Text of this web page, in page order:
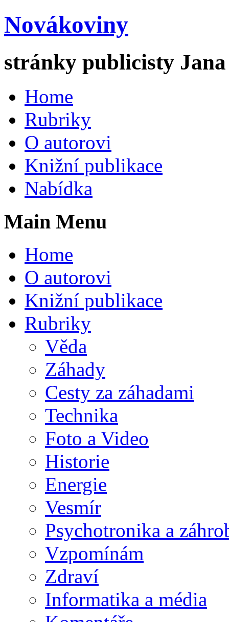
Novákoviny
stránky publicisty
Home
Rubriky
O autorovi
Knižní publikace
Nabídka
Main Menu
Home
O autorovi
Knižní publikace
Rubriky
Věda
Záhady
Cesty za záhadami
Technika
Foto a Video
Historie
Energie
Vesmír
Psychotronika a
Vzpomínám
Zdraví
Informatika a média